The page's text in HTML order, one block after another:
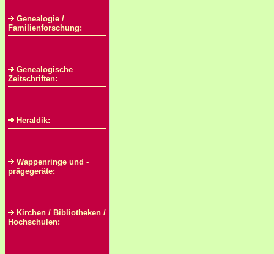
Genealogie /
Familienforschung:
Genealogische
Zeitschriften:
Heraldik:
Wappenringe und -
prägegeräte:
Kirchen / Bibliotheken /
Hochschulen: